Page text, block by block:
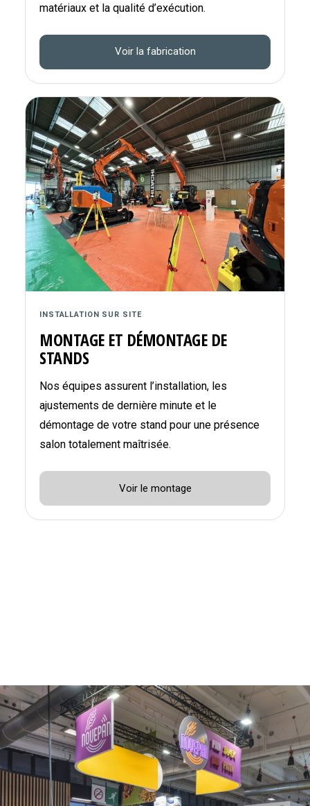
matériaux et la qualité d’exécution.
Voir la fabrication
INSTALLATION SUR SITE
MONTAGE ET DÉMONTAGE DE
STANDS
Nos équipes assurent l’installation, les
ajustements de dernière minute et le
démontage de votre stand pour une présence
salon totalement maîtrisée.
Voir le montage